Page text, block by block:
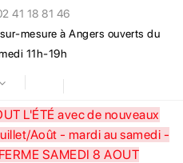
41 18 81 46
mesure à Angers ouverts du
11h-19h
L'ÉTÉ avec de nouveaux
Août - mardi au samedi -
SAMEDI 8 AOUT